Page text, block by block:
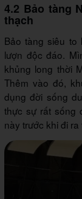
4.2 Bảo tàng
thạch
Bảo tàng siêu to
lượn độc đáo.
khủng long thời
Thêm vào đó,
dụng đời sống
thực sự rất sống
này trước khi đi